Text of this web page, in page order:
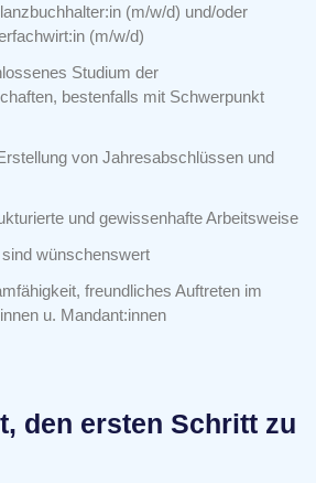
(m/w/d) und/oder
(m/w/d)
Studium der
bestenfalls mit Schwerpunkt
von Jahresabschlüssen und
und gewissenhafte Arbeitsweise
wünschenswert
freundliches Auftreten im
u. Mandant:innen
den ersten Schritt zu